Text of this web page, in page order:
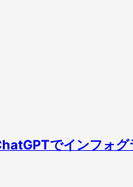
でインフォグ